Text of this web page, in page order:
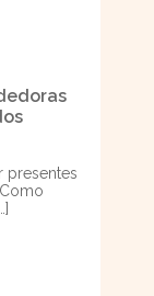
presentes